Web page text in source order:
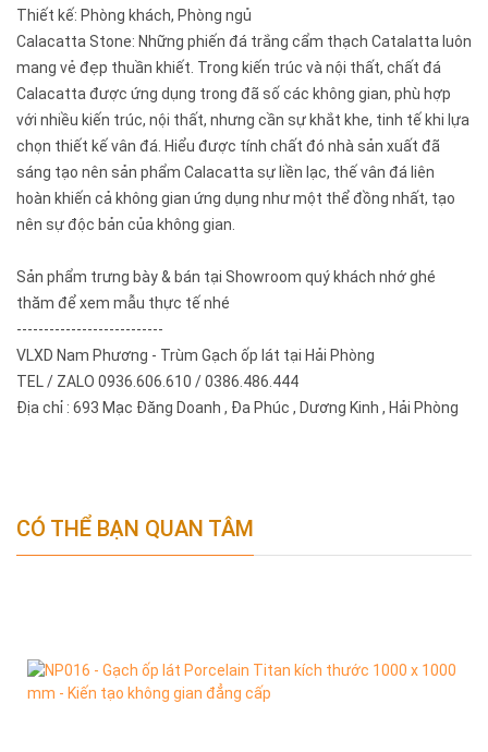
Thiết kế: Phòng khách, Phòng ngủ
Calacatta Stone: Những phiến đá trắng cẩm thạch Catalatta luôn
mang vẻ đẹp thuần khiết. Trong kiến trúc và nội thất, chất đá
Calacatta được ứng dụng trong đã số các không gian, phù hợp
với nhiều kiến trúc, nội thất, nhưng cần sự khắt khe, tinh tế khi lựa
chọn thiết kế vân đá. Hiểu được tính chất đó nhà sản xuất đã
sáng tạo nên sản phẩm Calacatta sự liền lạc, thế vân đá liên
hoàn khiến cả không gian ứng dụng như một thể đồng nhất, tạo
nên sự độc bản của không gian.
Sản phẩm trưng bày & bán tại Showroom quý khách nhớ ghé
thăm để xem mẫu thực tế nhé
---------------------------
VLXD Nam Phương - Trùm Gạch ốp lát tại Hải Phòng
TEL / ZALO 0936.606.610 / 0386.486.444
Địa chỉ : 693 Mạc Đăng Doanh , Đa Phúc , Dương Kinh , Hải Phòng
CÓ THỂ BẠN QUAN TÂM